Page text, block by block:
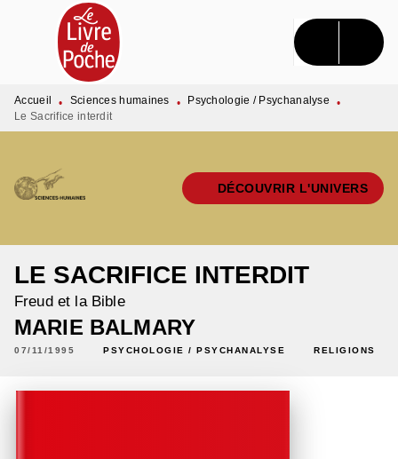
MENU RECHERCHE CONTENU
PIED DE PAGE
Accueil • Sciences humaines • Psychologie / Psychanalyse
•
Le Sacrifice interdit
DÉCOUVRIR L'UNIVERS
LE SACRIFICE INTERDIT
Freud et la Bible
MARIE BALMARY
07/11/1995 PSYCHOLOGIE / PSYCHANALYSE RELIGIONS